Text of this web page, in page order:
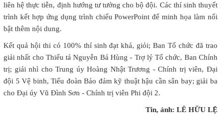
liên hệ thực tiễn, định hướng tư tưởng cho bộ đội. Các thí sinh thuyết
trình kết hợp ứng dụng trình chiếu PowerPoint để minh họa làm nổi
bật thêm nội dung.
Kết quả hội thi có 100% thí sinh đạt khá, giỏi; Ban Tổ chức đã trao
giải nhất cho Thiếu tá Nguyễn Bá Hùng - Trợ lý Tổ chức, Ban Chính
trị; giải nhì cho Trung úy Hoàng Nhật Trương - Chính trị viên, Đại
đội 5 Vệ binh, Tiểu đoàn Bảo đảm kỹ thuật hậu cần sân bay; giải ba
cho Đại úy Vũ Đình Sơn - Chính trị viên Phi đội 2.
Tin, ảnh: LÊ HỮU LỆ